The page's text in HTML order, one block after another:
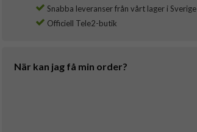
Snabba leveranser från vårt lager i Sverige
Officiell Tele2-butik
När kan jag få min order?